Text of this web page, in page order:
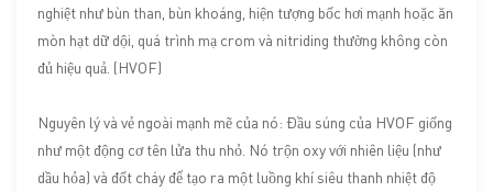
nghiệt như bùn than, bùn khoáng, hiện tượng bốc hơi mạnh hoặc ăn
mòn hạt dữ dội, quá trình mạ crom và nitriding thường không còn
đủ hiệu quả. (HVOF)
Nguyên lý và vẻ ngoài mạnh mẽ của nó: Đầu súng của HVOF giống
như một động cơ tên lửa thu nhỏ. Nó trộn oxy với nhiên liệu (như
dầu hỏa) và đốt cháy để tạo ra một luồng khí siêu thanh nhiệt độ